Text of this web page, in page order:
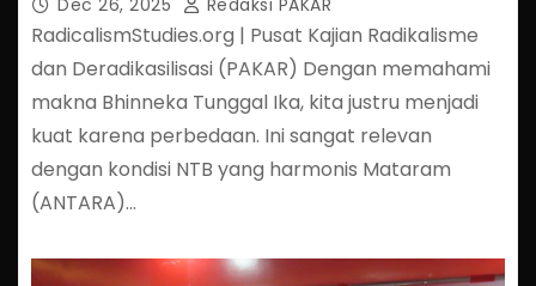
RadicalismStudies.org | Pusat Kajian Radikalisme
dan Deradikasilisasi (PAKAR) Dengan memahami
makna Bhinneka Tunggal Ika, kita justru menjadi
kuat karena perbedaan. Ini sangat relevan
dengan kondisi NTB yang harmonis Mataram
(ANTARA)…